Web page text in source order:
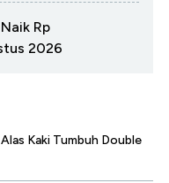
Rp
2026
Kaki Tumbuh Double